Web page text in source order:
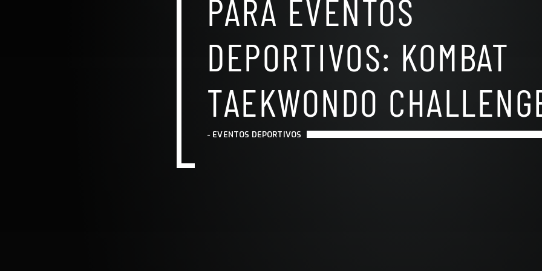
PARA EVENTOS
DEPORTIVOS: KOMBAT
TAEKWONDO
- EVENTOS DEPORTIVOS